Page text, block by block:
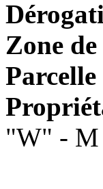
Zone
Parcelle
"W" - M